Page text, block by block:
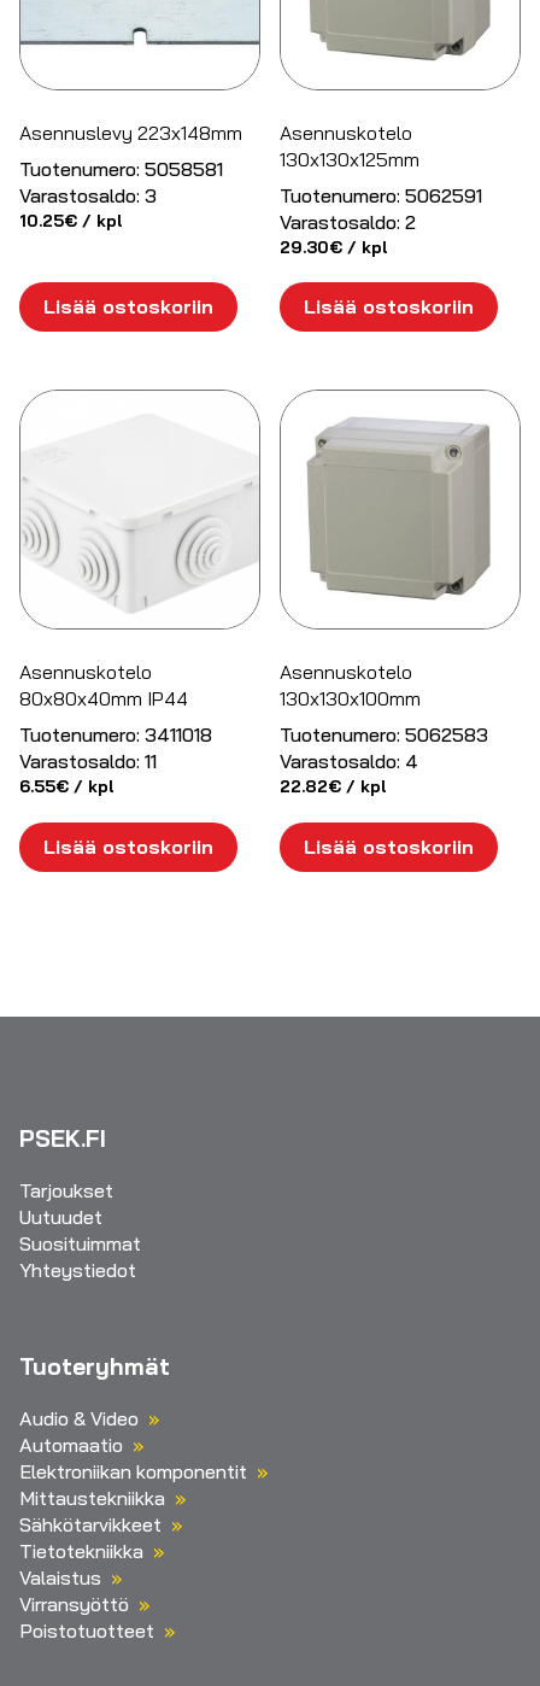
Asennuslevy 223x148mm
Tuotenumero: 5058581
Varastosaldo: 3
10.25€ / kpl
Lisää ostoskoriin
Asennuskotelo
130x130x125mm
Tuotenumero: 5062591
Varastosaldo: 2
29.30€ / kpl
Lisää ostoskoriin
Asennuskotelo
80x80x40mm IP44
Tuotenumero: 3411018
Varastosaldo: 11
6.55€ / kpl
Lisää ostoskoriin
Asennuskotelo
130x130x100mm
Tuotenumero: 5062583
Varastosaldo: 4
22.82€ / kpl
Lisää ostoskoriin
PSEK.FI
Tarjoukset
Uutuudet
Suosituimmat
Yhteystiedot
Tuoteryhmät
Audio & Video
Automaatio
Elektroniikan komponentit
Mittaustekniikka
Sähkötarvikkeet
Tietotekniikka
Valaistus
Virransyöttö
Poistotuotteet